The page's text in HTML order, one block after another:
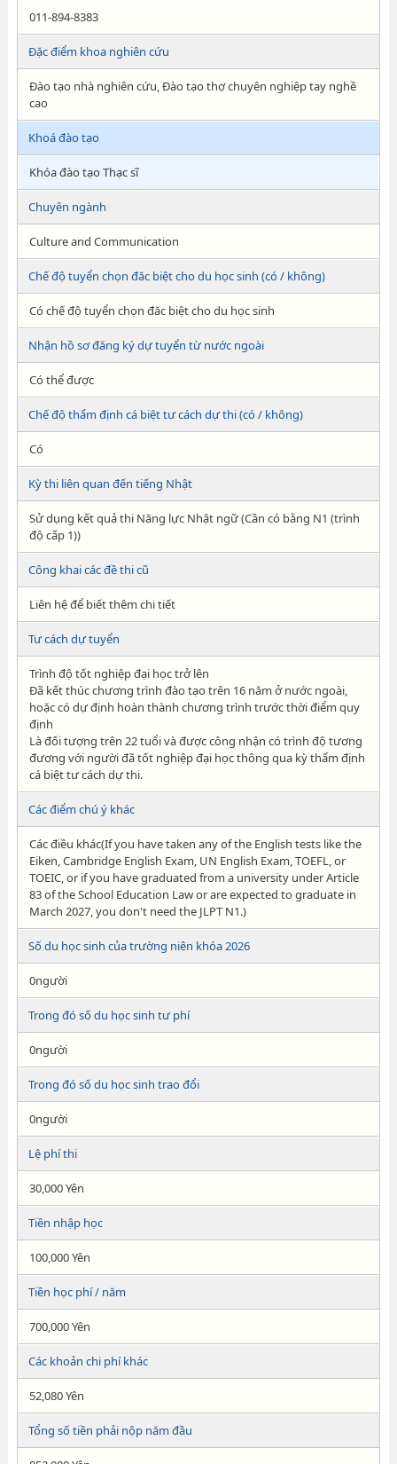
011-894-8383
Đặc điểm khoa nghiên cứu
Đào tạo nhà nghiên cứu, Đào tạo thợ chuyên nghiệp tay nghề
cao
Khoá đào tạo
Khóa đào tạo Thạc sĩ
Chuyên ngành
Culture and Communication
Chế độ tuyển chọn đăc biệt cho du học sinh (có / không)
Có chế độ tuyển chọn đăc biệt cho du học sinh
Nhận hồ sơ đăng ký dự tuyển từ nước ngoài
Có thể được
Chế độ thẩm định cá biệt tư cách dự thi (có / không)
Có
Kỳ thi liên quan đến tiếng Nhật
Sử dụng kết quả thi Năng lực Nhật ngữ (Cần có bằng N1 (trình
độ cấp 1))
Công khai các đề thi cũ
Liên hệ để biết thêm chi tiết
Tư cách dự tuyển
Trình độ tốt nghiệp đại học trở lên
Đã kết thúc chương trình đào tạo trên 16 năm ở nước ngoài,
hoặc có dự định hoàn thành chương trình trước thời điểm quy
định
Là đối tượng trên 22 tuổi và được công nhận có trình độ tương
đương với người đã tốt nghiệp đại học thông qua kỳ thẩm định
cá biệt tư cách dự thi.
Các điểm chú ý khác
Các điều khác(If you have taken any of the English tests like the
Eiken, Cambridge English Exam, UN English Exam, TOEFL, or
TOEIC, or if you have graduated from a university under Article
83 of the School Education Law or are expected to graduate in
March 2027, you don't need the JLPT N1.)
Số du học sinh của trường niên khóa 2026
0người
Trong đó số du học sinh tư phí
0người
Trong đó số du học sinh trao đổi
0người
Lệ phí thi
30,000 Yên
Tiền nhập học
100,000 Yên
Tiền học phí / năm
700,000 Yên
Các khoản chi phí khác
52,080 Yên
Tổng số tiền phải nộp năm đầu